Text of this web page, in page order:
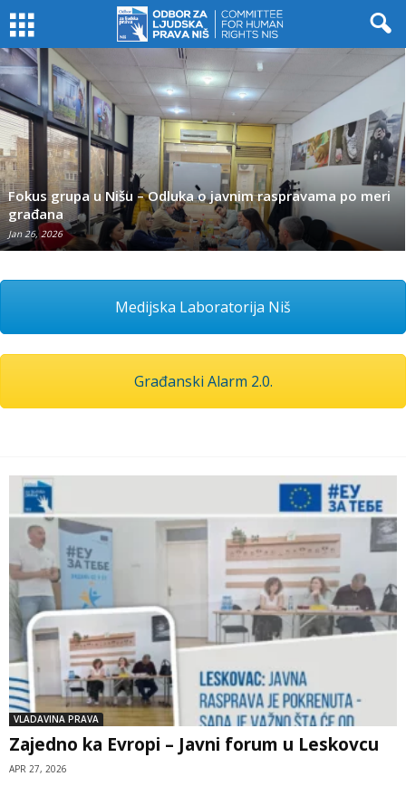
Fokus grupa u Nišu – Odluka o javnim raspravama po meri
građana
Jan 26, 2026
Medijska Laboratorija Niš
Građanski Alarm 2.0.
VLADAVINA PRAVA
Zajedno ka Evropi – Javni forum u Leskovcu
APR 27, 2026